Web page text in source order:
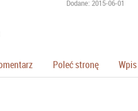
Dodane: 2015-06-01
Poleć stronę